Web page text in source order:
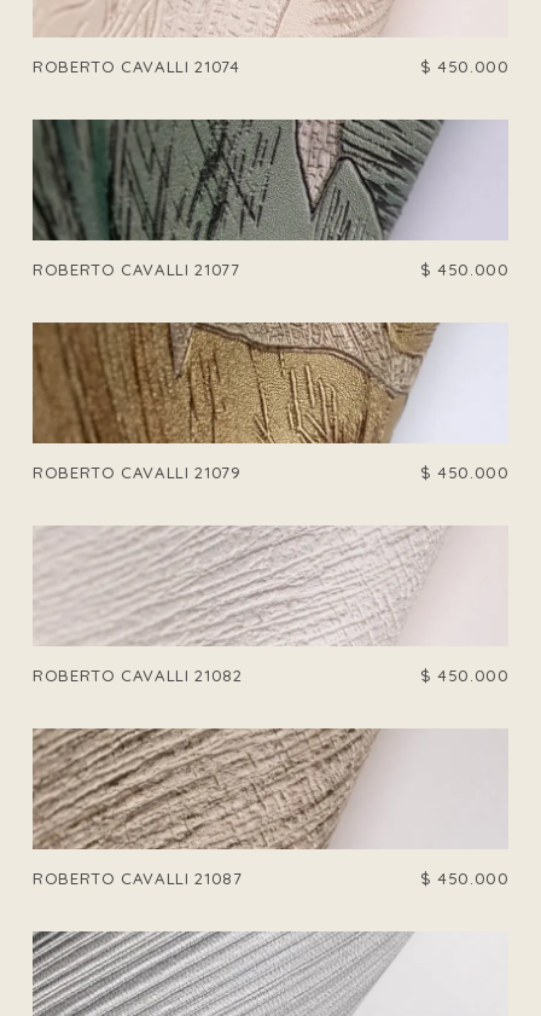
ROBERTO CAVALLI 21074 $ 450.000
ROBERTO CAVALLI 21077 $ 450.000
ROBERTO CAVALLI 21079 $ 450.000
ROBERTO CAVALLI 21082 $ 450.000
ROBERTO CAVALLI 21087 $ 450.000